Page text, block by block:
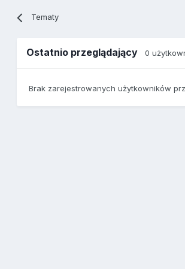
Tematy
Ostatnio przeglądający0
Brak zarejestrowanych użytkowników